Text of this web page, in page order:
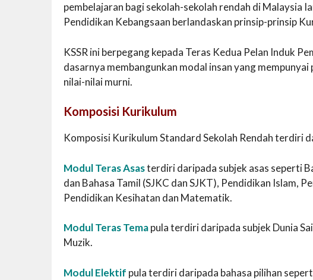
pembelajaran bagi sekolah-sekolah rendah di Malaysia
Pendidikan Kebangsaan berlandaskan prinsip-prinsip
KSSR ini berpegang kepada Teras Kedua Pelan Induk
dasarnya membangunkan modal insan yang
nilai-nilai murni.
Komposisi Kurikulum
Komposisi Kurikulum Standard Sekolah Rendah terdiri
Modul Teras Asasterdiri daripada subjek asas seperti
dan Bahasa Tamil (SJKC dan SJKT), Pendidikan Islam,
Pendidikan Kesihatan dan Matematik.
Modul Teras Temapula terdiri daripada subjek Dunia
Muzik.
Modul Elektif pula terdiri daripada bahasa pilihan